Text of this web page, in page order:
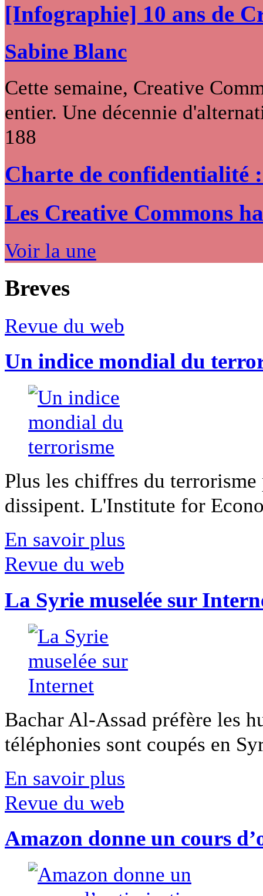
[Infographie] 10 ans de
Sabine Blanc
Cette semaine, Creative
entier. Une décennie
188
Charte de confidentialité
Les Creative Commons
Voir la une
Breves
Revue du web
Un indice mondial du
Plus les chiffres du
dissipent. L'Institute for
En savoir plus
Revue du web
La Syrie muselée sur
Bachar Al-Assad préfère les
téléphonies sont coupés en
En savoir plus
Revue du web
Amazon donne un cours